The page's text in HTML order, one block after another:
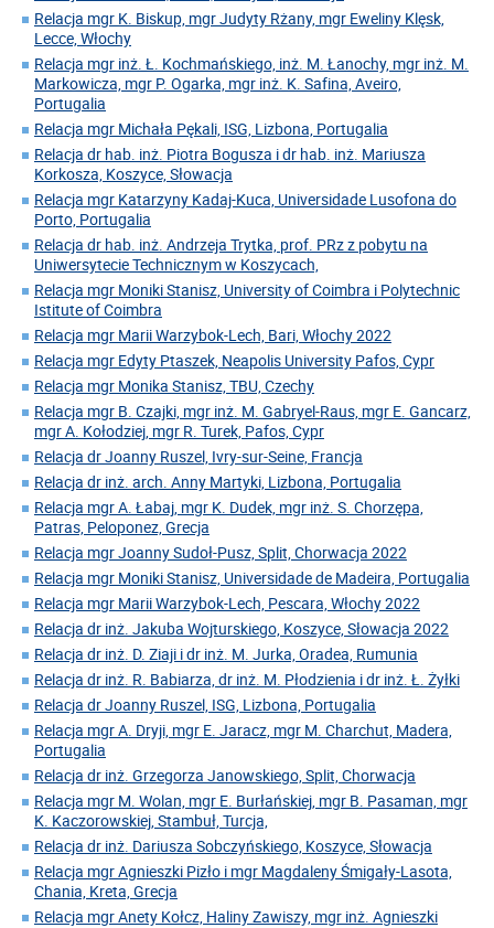
Relacja mgr K. Biskup, mgr Judyty Rżany, mgr Eweliny Klęsk,
Lecce, Włochy
Relacja mgr inż. Ł. Kochmańskiego, inż. M. Łanochy, mgr inż. M.
Markowicza, mgr P. Ogarka, mgr inż. K. Safina, Aveiro,
Portugalia
Relacja mgr Michała Pękali, ISG, Lizbona, Portugalia
Relacja dr hab. inż. Piotra Bogusza i dr hab. inż. Mariusza
Korkosza, Koszyce, Słowacja
Relacja mgr Katarzyny Kadaj-Kuca, Universidade Lusofona do
Porto, Portugalia
Relacja dr hab. inż. Andrzeja Trytka, prof. PRz z pobytu na
Uniwersytecie Technicznym w Koszycach,
Relacja mgr Moniki Stanisz, University of Coimbra i Polytechnic
Istitute of Coimbra
Relacja mgr Marii Warzybok-Lech, Bari, Włochy 2022
Relacja mgr Edyty Ptaszek, Neapolis University Pafos, Cypr
Relacja mgr Monika Stanisz, TBU, Czechy
Relacja mgr B. Czajki, mgr inż. M. Gabryel-Raus, mgr E. Gancarz,
mgr A. Kołodziej, mgr R. Turek, Pafos, Cypr
Relacja dr Joanny Ruszel, Ivry-sur-Seine, Francja
Relacja dr inż. arch. Anny Martyki, Lizbona, Portugalia
Relacja mgr A. Łabaj, mgr K. Dudek, mgr inż. S. Chorzępa,
Patras, Peloponez, Grecja
Relacja mgr Joanny Sudoł-Pusz, Split, Chorwacja 2022
Relacja mgr Moniki Stanisz, Universidade de Madeira, Portugalia
Relacja mgr Marii Warzybok-Lech, Pescara, Włochy 2022
Relacja dr inż. Jakuba Wojturskiego, Koszyce, Słowacja 2022
Relacja dr inż. D. Ziaji i dr inż. M. Jurka, Oradea, Rumunia
Relacja dr inż. R. Babiarza, dr inż. M. Płodzienia i dr inż. Ł. Żyłki
Relacja dr Joanny Ruszel, ISG, Lizbona, Portugalia
Relacja mgr A. Dryji, mgr E. Jaracz, mgr M. Charchut, Madera,
Portugalia
Relacja dr inż. Grzegorza Janowskiego, Split, Chorwacja
Relacja mgr M. Wolan, mgr E. Burłańskiej, mgr B. Pasaman, mgr
K. Kaczorowskiej, Stambuł, Turcja,
Relacja dr inż. Dariusza Sobczyńskiego, Koszyce, Słowacja
Relacja mgr Agnieszki Pizło i mgr Magdaleny Śmigały-Lasota,
Chania, Kreta, Grecja
Relacja mgr Anety Kołcz, Haliny Zawiszy, mgr inż. Agnieszki